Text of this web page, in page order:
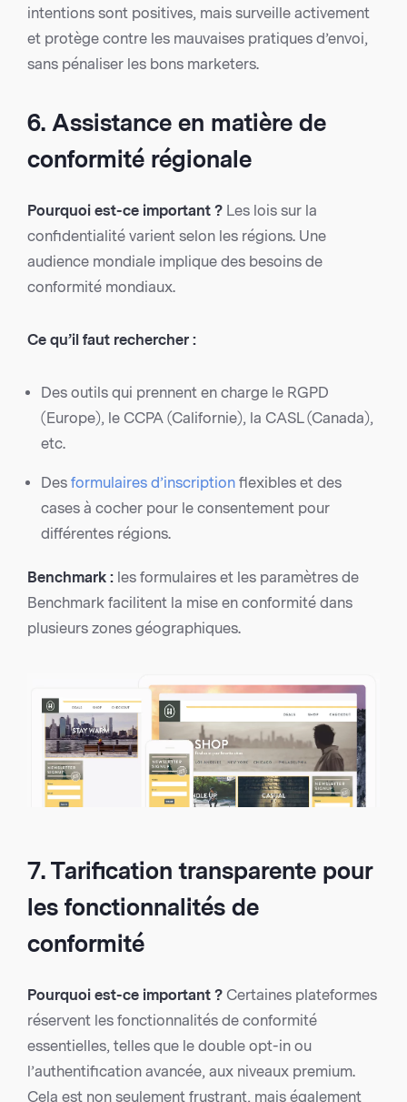
intentions sont positives, mais surveille activement
et protège contre les mauvaises pratiques d’envoi,
sans pénaliser les bons marketers.
6. Assistance en matière de
conformité régionale
Pourquoi est-ce important ? Les lois sur la
confidentialité varient selon les régions. Une
audience mondiale implique des besoins de
conformité mondiaux.
Ce qu’il faut rechercher :
Des outils qui prennent en charge le RGPD
(Europe), le CCPA (Californie), la CASL (Canada),
etc.
Des formulaires d’inscription flexibles et des
cases à cocher pour le consentement pour
différentes régions.
Benchmark : les formulaires et les paramètres de
Benchmark facilitent la mise en conformité dans
plusieurs zones géographiques.
7. Tarification transparente pour
les fonctionnalités de
conformité
Pourquoi est-ce important ? Certaines plateformes
réservent les fonctionnalités de conformité
essentielles, telles que le double opt-in ou
l’authentification avancée, aux niveaux premium.
Cela est non seulement frustrant, mais également